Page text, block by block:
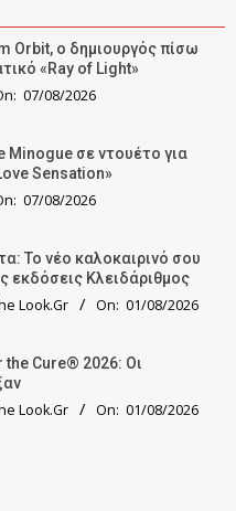
Orbit, ο δημιουργός πίσω
«Ray of Light»
07/08/2026
Minogue σε ντουέτο για
Sensation»
07/08/2026
Το νέο καλοκαιρινό σου
εκδόσεις Κλειδάριθμος
Look.Gr On: 01/08/2026
the Cure® 2026: Οι
Look.Gr On: 01/08/2026